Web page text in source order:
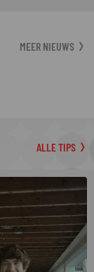
MEER NIEUWS
ALLE TIPS